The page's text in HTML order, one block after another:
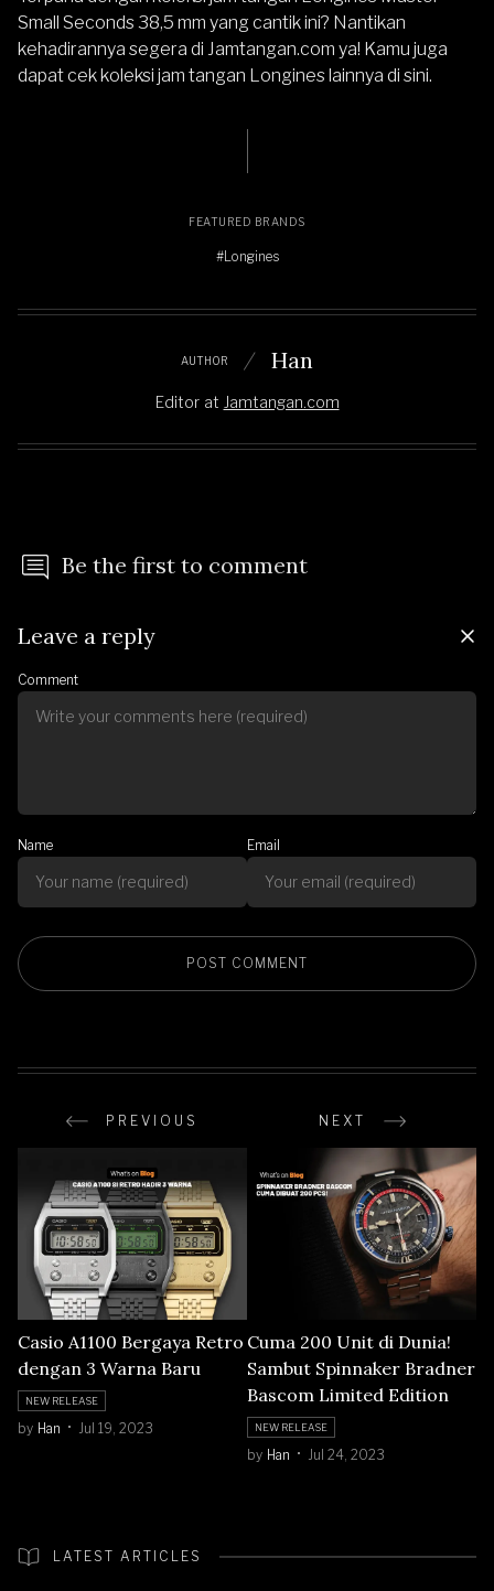
Small Seconds 38,5 mm yang cantik ini? Nantikan
kehadirannya segera di Jamtangan.com ya! Kamu juga
dapat cekkoleksi jam tangan Longines lainnya di sini.
FEATURED BRANDS
#Longines
AUTHOR Han
Editor at Jamtangan.com
Be the first to comment
Leave a reply
Comment
Name Email
PREVIOUS NEXT
Casio A1100 Bergaya Retro
dengan 3 Warna Baru
NEW RELEASE
by Han Jul 19, 2023
Cuma 200 Unit di Dunia!
Sambut Spinnaker Bradner
Bascom Limited Edition
NEW RELEASE
by Han Jul 24, 2023
LATEST ARTICLES